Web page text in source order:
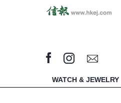
WATCH & JEWELRY